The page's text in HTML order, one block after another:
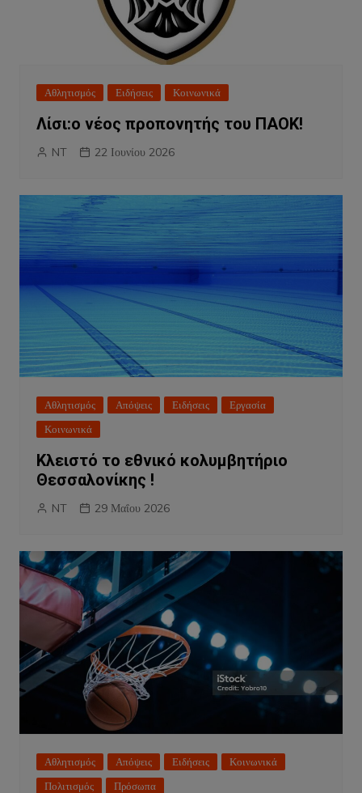
Αθλητισμός Ειδήσεις Κοινωνικά
Λίσι:ο νέος προπονητής του ΠΑΟΚ!
NT 22 Ιουνίου 2026
Αθλητισμός Απόψεις Ειδήσεις
Εργασία
Κοινωνικά
Κλειστό το εθνικό κολυμβητήριο
Θεσσαλονίκης !
NT 29 Μαΐου 2026
Αθλητισμός Απόψεις Ειδήσεις
Κοινωνικά
Πολιτισμός
Πρόσωπα